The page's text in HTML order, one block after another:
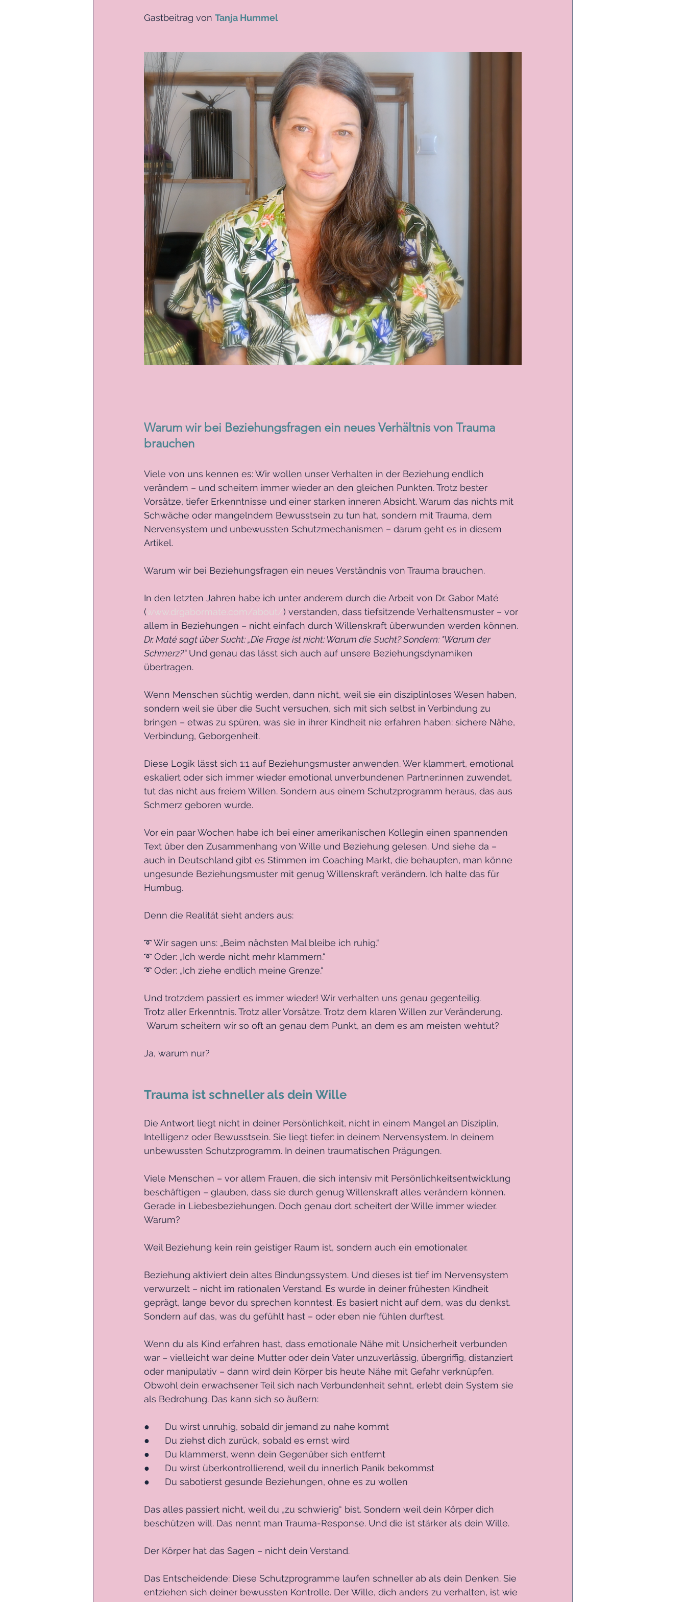
Gastbeitrag von Tanja Hummel
Warum wir bei Beziehungsfragen ein neues Verhältnis von Trauma
brauchen
Viele von uns kennen es: Wir wollen unser Verhalten in der Beziehung endlich
verändern – und scheitern immer wieder an den gleichen Punkten. Trotz bester
Vorsätze, tiefer Erkenntnisse und einer starken inneren Absicht. Warum das nichts mit
Schwäche oder mangelndem Bewusstsein zu tun hat, sondern mit Trauma, dem
Nervensystem und unbewussten Schutzmechanismen – darum geht es in diesem
Artikel.
Warum wir bei Beziehungsfragen ein neues Verständnis von Trauma brauchen.
In den letzten Jahren habe ich unter anderem durch die Arbeit von Dr. Gabor Maté
(www.drgabormate.com/about/) verstanden, dass tiefsitzende Verhaltensmuster – vor
allem in Beziehungen – nicht einfach durch Willenskraft überwunden werden können.
Dr. Maté sagt über Sucht: „Die Frage ist nicht: Warum die Sucht? Sondern: "Warum der
Schmerz?“ Und genau das lässt sich auch auf unsere Beziehungsdynamiken
übertragen.
Wenn Menschen süchtig werden, dann nicht, weil sie ein disziplinloses Wesen haben,
sondern weil sie über die Sucht versuchen, sich mit sich selbst in Verbindung zu
bringen – etwas zu spüren, was sie in ihrer Kindheit nie erfahren haben: sichere Nähe,
Verbindung, Geborgenheit.
Diese Logik lässt sich 1:1 auf Beziehungsmuster anwenden. Wer klammert, emotional
eskaliert oder sich immer wieder emotional unverbundenen Partner:innen zuwendet,
tut das nicht aus freiem Willen. Sondern aus einem Schutzprogramm heraus, das aus
Schmerz geboren wurde.
Vor ein paar Wochen habe ich bei einer amerikanischen Kollegin einen spannenden
Text über den Zusammenhang von Wille und Beziehung gelesen. Und siehe da –
auch in Deutschland gibt es Stimmen im Coaching Markt, die behaupten, man könne
ungesunde Beziehungsmuster mit genug Willenskraft verändern. Ich halte das für
Humbug.
Denn die Realität sieht anders aus:
➰ Wir sagen uns: „Beim nächsten Mal bleibe ich ruhig.“
➰ Oder: „Ich werde nicht mehr klammern.“
➰ Oder: „Ich ziehe endlich meine Grenze.“
Und trotzdem passiert es immer wieder! Wir verhalten uns genau gegenteilig.
Trotz aller Erkenntnis. Trotz aller Vorsätze. Trotz dem klaren Willen zur Veränderung.
Warum scheitern wir so oft an genau dem Punkt, an dem es am meisten wehtut?
Ja, warum nur?
Trauma ist schneller als dein Wille
Die Antwort liegt nicht in deiner Persönlichkeit, nicht in einem Mangel an Disziplin,
Intelligenz oder Bewusstsein. Sie liegt tiefer: in deinem Nervensystem. In deinem
unbewussten Schutzprogramm. In deinen traumatischen Prägungen.
Viele Menschen – vor allem Frauen, die sich intensiv mit Persönlichkeitsentwicklung
beschäftigen – glauben, dass sie durch genug Willenskraft alles verändern können.
Gerade in Liebesbeziehungen. Doch genau dort scheitert der Wille immer wieder.
Warum?
Weil Beziehung kein rein geistiger Raum ist, sondern auch ein emotionaler.
Beziehung aktiviert dein altes Bindungssystem. Und dieses ist tief im Nervensystem
verwurzelt – nicht im rationalen Verstand. Es wurde in deiner frühesten Kindheit
geprägt, lange bevor du sprechen konntest. Es basiert nicht auf dem, was du denkst.
Sondern auf das, was du gefühlt hast – oder eben nie fühlen durftest.
Wenn du als Kind erfahren hast, dass emotionale Nähe mit Unsicherheit verbunden
war – vielleicht war deine Mutter oder dein Vater unzuverlässig, übergriffig, distanziert
oder manipulativ – dann wird dein Körper bis heute Nähe mit Gefahr verknüpfen.
Obwohl dein erwachsener Teil sich nach Verbundenheit sehnt, erlebt dein System sie
als Bedrohung. Das kann sich so äußern:
●      Du wirst unruhig, sobald dir jemand zu nahe kommt
●      Du ziehst dich zurück, sobald es ernst wird
●      Du klammerst, wenn dein Gegenüber sich entfernt
●      Du wirst überkontrollierend, weil du innerlich Panik bekommst
●      Du sabotierst gesunde Beziehungen, ohne es zu wollen
Das alles passiert nicht, weil du „zu schwierig“ bist. Sondern weil dein Körper dich
beschützen will. Das nennt man Trauma-Response. Und die ist stärker als dein Wille.
Der Körper hat das Sagen – nicht dein Verstand.
Das Entscheidende: Diese Schutzprogramme laufen schneller ab als dein Denken. Sie
entziehen sich deiner bewussten Kontrolle. Der Wille, dich anders zu verhalten, ist wie